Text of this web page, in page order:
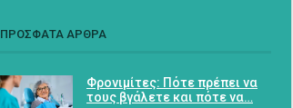
ΠΡΟΣΦΑΤΑ ΑΡΘΡΑ
Φρονιμίτες: Πότε πρέπει να
τους βγάλετε και πότε να…